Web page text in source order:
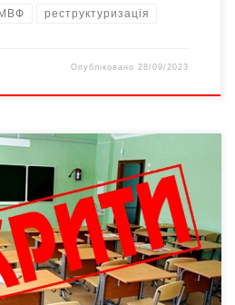
реструктуризація
Опубліковано 28/09/2023
роком 2019-2020 закрилося майже
діяльність яких призупинена
у пресслужбі Міносвіти у
УНН. У МОН зазначили,
навчального року в Україні
основних причин: закриття
дітей до опорних